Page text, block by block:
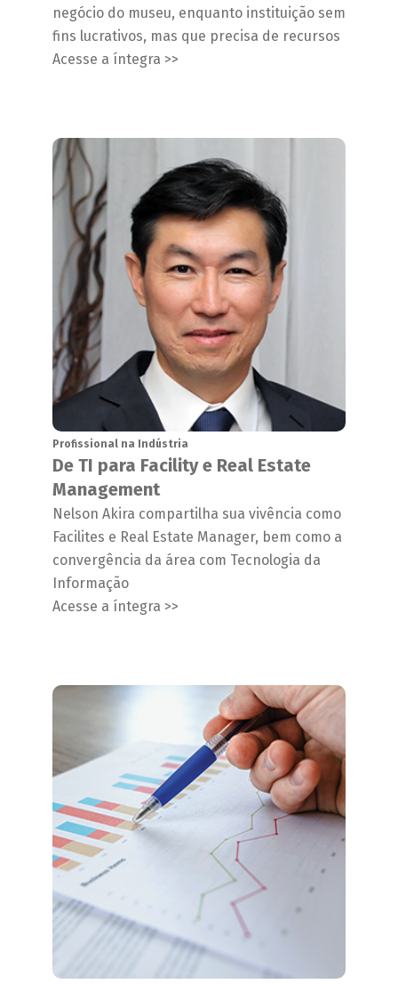
negócio do museu, enquanto instituição sem
fins lucrativos, mas que precisa de recursos
Acesse a íntegra >>
Profissional na Indústria
De TI para Facility e Real Estate
Management
Nelson Akira compartilha sua vivência como
Facilites e Real Estate Manager, bem como a
convergência da área com Tecnologia da
Informação
Acesse a íntegra >>